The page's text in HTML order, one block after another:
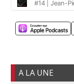
A LA UNE